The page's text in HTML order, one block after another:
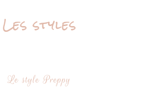
Les styles
Le style Preppy